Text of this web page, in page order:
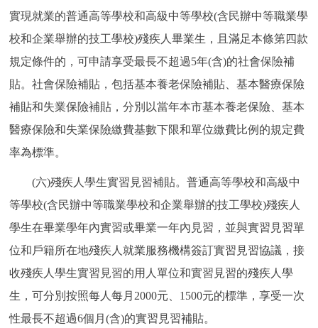
實現就業的普通高等學校和高級中等學校(含民辦中等職業學
校和企業舉辦的技工學校)殘疾人畢業生，且滿足本條第四款
規定條件的，可申請享受最長不超過5年(含)的社會保險補
貼。社會保險補貼，包括基本養老保險補貼、基本醫療保險
補貼和失業保險補貼，分別以當年本市基本養老保險、基本
醫療保險和失業保險繳費基數下限和單位繳費比例的規定費
率為標準。
(六)殘疾人學生實習見習補貼。普通高等學校和高級中
等學校(含民辦中等職業學校和企業舉辦的技工學校)殘疾人
學生在畢業學年內實習或畢業一年內見習，並與實習見習單
位和戶籍所在地殘疾人就業服務機構簽訂實習見習協議，接
收殘疾人學生實習見習的用人單位和實習見習的殘疾人學
生，可分別按照每人每月2000元、1500元的標準，享受一次
性最長不超過6個月(含)的實習見習補貼。